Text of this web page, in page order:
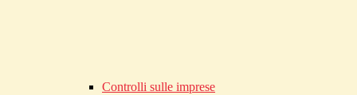
Controlli sulle imprese